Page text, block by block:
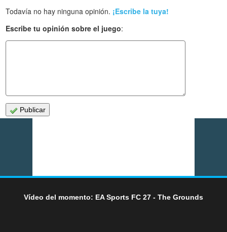
Todavía no hay ninguna opinión. ¡Escribe la tuya!
Escribe tu opinión sobre el juego:
Publicar
Vídeo del momento: EA Sports FC 27 - The Grounds